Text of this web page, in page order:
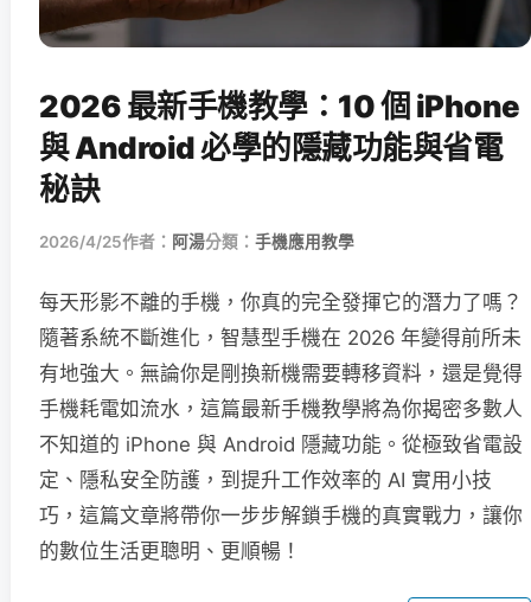
2026 最新手機教學：10 個 iPhone
與 Android 必學的隱藏功能與省電
秘訣
2026/4/25作者： 阿湯分類： 手機應用教學
每天形影不離的手機，你真的完全發揮它的潛力了嗎？
隨著系統不斷進化，智慧型手機在 2026 年變得前所未
有地強大。無論你是剛換新機需要轉移資料，還是覺得
手機耗電如流水，這篇最新手機教學將為你揭密多數人
不知道的 iPhone 與 Android 隱藏功能。從極致省電設
定、隱私安全防護，到提升工作效率的 AI 實用小技
巧，這篇文章將帶你一步步解鎖手機的真實戰力，讓你
的數位生活更聰明、更順暢！